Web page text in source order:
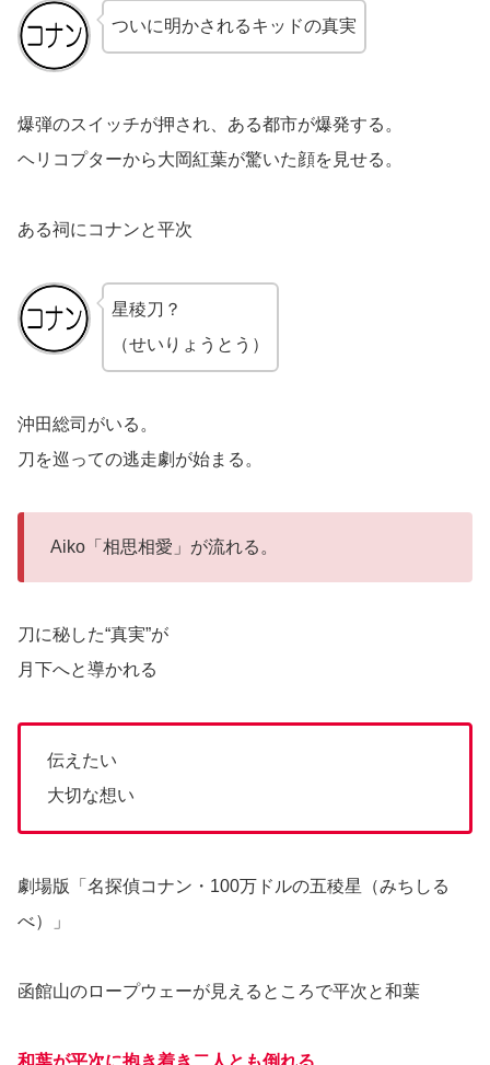
ついに明かされるキッドの真実
爆弾のスイッチが押され、ある都市が爆発する。
ヘリコプターから大岡紅葉が驚いた顔を見せる。
ある祠にコナンと平次
星稜刀？
（せいりょうとう）
沖田総司がいる。
刀を巡っての逃走劇が始まる。
Aiko「相思相愛」が流れる。
刀に秘した“真実”が
月下へと導かれる
伝えたい
大切な想い
劇場版「名探偵コナン・100万ドルの五稜星（みちしる
べ）」
函館山のロープウェーが見えるところで平次と和葉
和葉が平次に抱き着き二人とも倒れる